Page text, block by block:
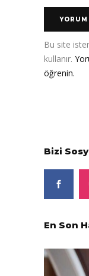
Bu site
kullanır.
öğrenin.
Bizi
En Son